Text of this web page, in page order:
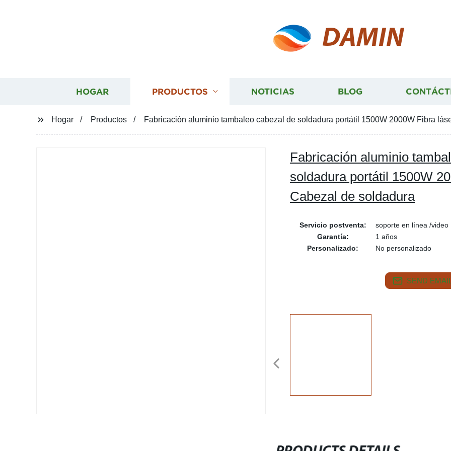
DAMIN
HOGAR PRODUCTOS NOTICIAS BLOG
Hogar Productos Fabricación aluminio tambaleo cabezal de soldadura portátil 1500W 2000W Fibra
Fabricación aluminio
soldadura portátil 1500W
Cabezal de soldadura
Servicio postventa:
soporte en línea /video
Garantía:
1 años
Personalizado:
No personalizado
SEND